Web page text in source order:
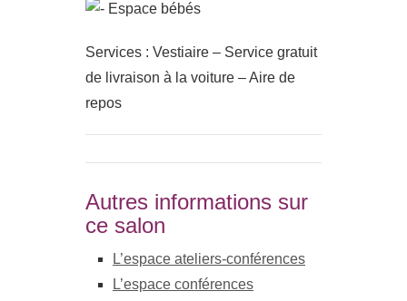
Espace bébés
Services : Vestiaire – Service gratuit
de livraison à la voiture – Aire de
repos
Autres informations sur
ce salon
L’espace ateliers-conférences
L’espace conférences